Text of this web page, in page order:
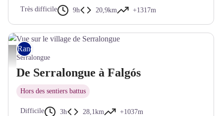
Très difficile 9h 20,9km +1317m
Vue sur le village de Serralongue - © Frédéric Maler - CC Haut Vallespir
Rando VTT
Serralongue
De Serralongue à Falgós
Hors des sentiers battus
Difficile 3h 28,1km +1037m